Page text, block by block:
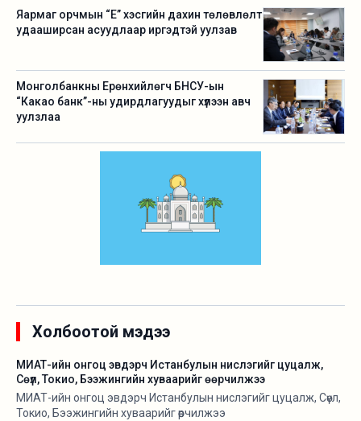
Яармаг орчмын “Е” хэсгийн дахин төлөвлөлт
удааширсан асуудлаар иргэдтэй уулзав
Монголбанкны Ерөнхийлөгч БНСУ-ын
“Какао банк”-ны удирдлагуудыг хүлээн авч
уулзлаа
Холбоотой мэдээ
МИАТ-ийн онгоц эвдэрч Истанбулын нислэгийг цуцалж,
Сөүл, Токио, Бээжингийн хуваарийг өөрчилжээ
МИАТ-ийн онгоц эвдэрч Истанбулын нислэгийг цуцалж, Сөүл,
Токио, Бээжингийн хуваарийг өөрчилжээ